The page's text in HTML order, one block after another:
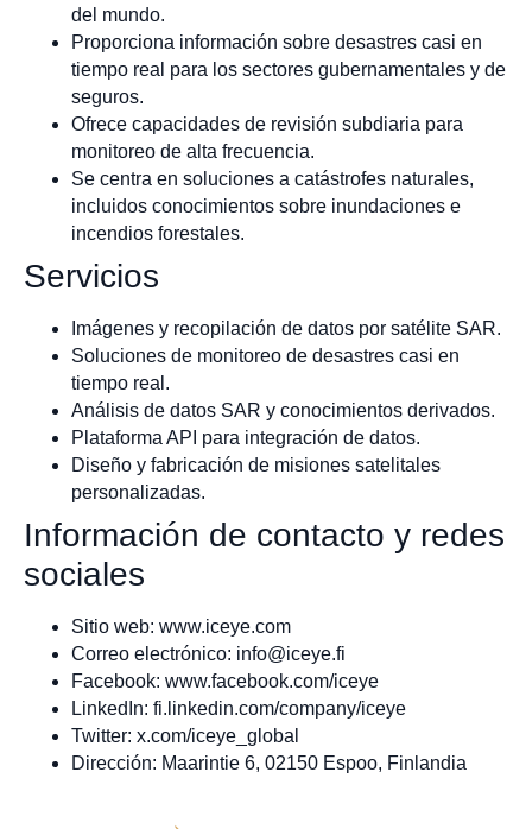
del mundo.
Proporciona información sobre desastres casi en
tiempo real para los sectores gubernamentales y de
seguros.
Ofrece capacidades de revisión subdiaria para
monitoreo de alta frecuencia.
Se centra en soluciones a catástrofes naturales,
incluidos conocimientos sobre inundaciones e
incendios forestales.
Servicios
Imágenes y recopilación de datos por satélite SAR.
Soluciones de monitoreo de desastres casi en
tiempo real.
Análisis de datos SAR y conocimientos derivados.
Plataforma API para integración de datos.
Diseño y fabricación de misiones satelitales
personalizadas.
Información de contacto y redes
sociales
Sitio web: www.iceye.com
Correo electrónico: info@iceye.fi
Facebook: www.facebook.com/iceye
LinkedIn: fi.linkedin.com/company/iceye
Twitter: x.com/iceye_global
Dirección: Maarintie 6, 02150 Espoo, Finlandia